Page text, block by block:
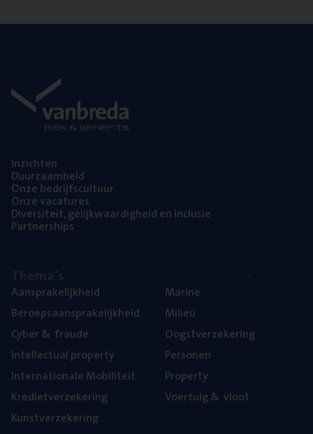
Inzich­ten
Duur­zaam­heid
Onze bedrijfs­cul­tuur
Onze vaca­tu­res
Diver­si­teit, gelijk­waar­dig­heid en inclusie
Part­ner­ships
Aan­spra­ke­lijk­heid
Beroeps­aan­spra­ke­lijk­heid
Cyber& fraude
Intel­lec­tu­al property
Inter­na­ti­o­na­le Mobiliteit
Kre­diet­ver­ze­ke­ring
Kunst­ver­ze­ke­ring
Mari­ne
Mili­eu
Oogst­ver­ze­ke­ring
Per­so­nen
Pro­per­ty
Voer­tuig& vloot